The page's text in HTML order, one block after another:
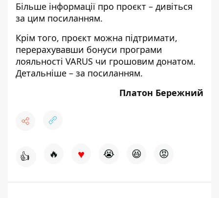
Більше інформації про проєкт – дивіться
за цим посиланням.
Крім того, проєкт можна підтримати,
перерахувавши бонуси програми
лояльності VARUS чи грошовим донатом.
Детальніше – за посиланням.
Платон Бережний
👍 🔥 ♥ 😭 😆 😡